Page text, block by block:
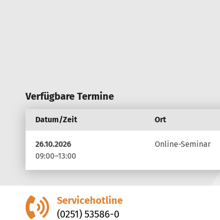
Verfügbare Termine
Datum/Zeit Ort
26.10.2026
09:00–13:00
Online-Seminar
Servicehotline
(0251) 53586-0